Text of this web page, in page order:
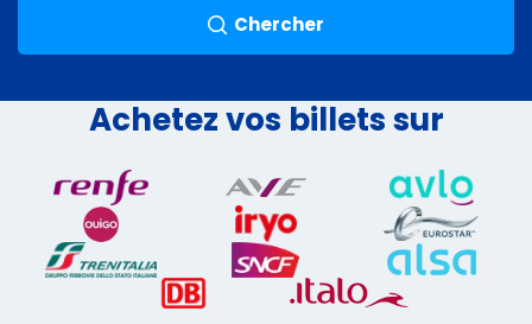
Chercher
Achetez vos billets sur